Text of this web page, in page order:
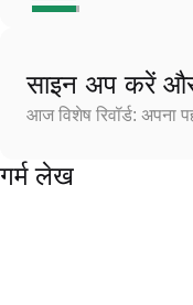
साइन अप करें
आज विशेष रिवॉर्ड: अपना
गर्म लेख